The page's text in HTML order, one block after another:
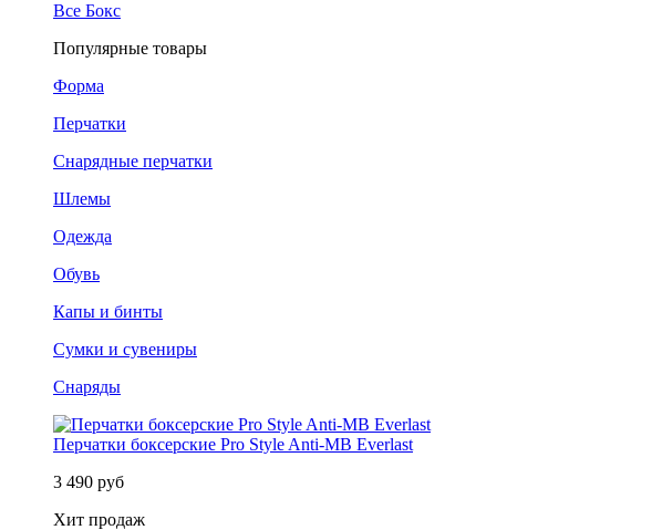
Все Бокс
Популярные товары
Форма
Перчатки
Снарядные перчатки
Шлемы
Одежда
Обувь
Капы и бинты
Сумки и сувениры
Снаряды
Перчатки боксерские Pro Style Anti-MB Everlast
3 490 руб
Хит продаж